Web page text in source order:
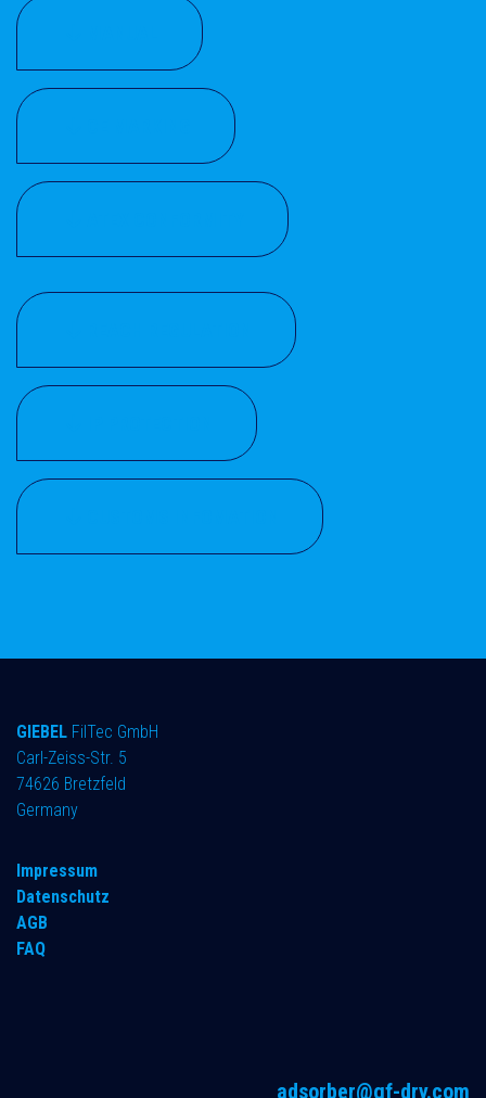
GIEBEL FilTec GmbH
Carl-Zeiss-Str. 5
74626 Bretzfeld
Germany
Impressum
Datenschutz
AGB
FAQ
adsorber@gf-dry.com